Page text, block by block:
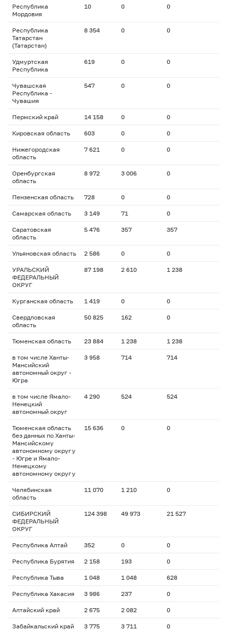
Республика
Мордовия
10 0 0
Республика
Татарстан
(Татарстан)
8 354 0 0
Удмуртская
Республика
619 0 0
Чувашская
Республика -
Чувашия
547 0 0
Пермский край 14 158 0 0
Кировская область 603 0 0
Нижегородская
область
7 621 0 0
Оренбургская
область
8 972 3 006 0
Пензенская область 728 0 0
Самарская область 3 149 71 0
Саратовская
область
5 476 357 357
Ульяновская область 2 586 0 0
УРАЛЬСКИЙ
ФЕДЕРАЛЬНЫЙ
ОКРУГ
87 198 2 610 1 238
Курганская область 1 419 0 0
Свердловская
область
50 825 162 0
Тюменская область 23 884 1 238 1 238
в том числе Ханты-
Мансийский
автономный округ -
Югра
3 958 714 714
в том числе Ямало-
Ненецкий
автономный округ
4 290 524 524
Тюменская область
без данных по Ханты-
Мансийскому
автономному округу
- Югре и Ямало-
Ненецкому
автономному округу
15 636 0 0
Челябинская
область
11 070 1 210 0
СИБИРСКИЙ
ФЕДЕРАЛЬНЫЙ
ОКРУГ
124 398 49 973 21 527
Республика Алтай 352 0 0
Республика Бурятия 2 158 193 0
Республика Тыва 1 048 1 048 628
Республика Хакасия 3 986 237 0
Алтайский край 2 675 2 082 0
Забайкальский край 3 775 3 711 0